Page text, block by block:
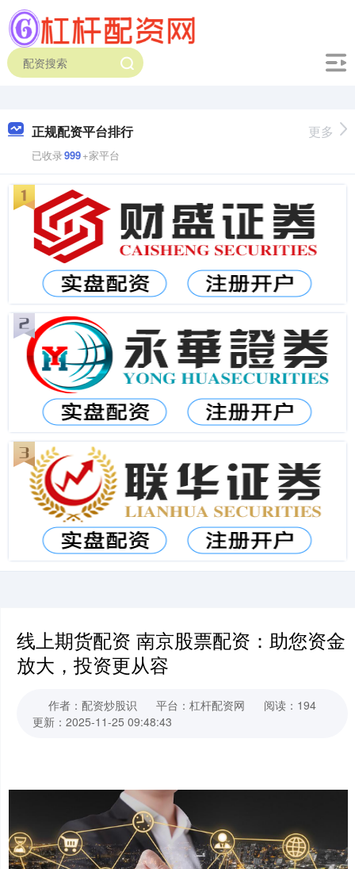
正规配资平台排行
已收录999+家平台
更多
线上期货配资 南京股票配资：助您资金
放大，投资更从容
作者：配资炒股识 平台：杠杆配资网
阅读：194
更新：2025-11-25 09:48:43